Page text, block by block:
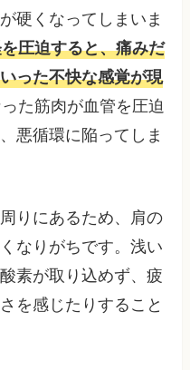
硬くなってしまいま
圧迫すると、痛みだ
った不快な感覚が現
た筋肉が血管を圧迫
悪循環に陥ってしま
りにあるため、肩の
なりがちです。浅い
素が取り込めず、疲
を感じたりすること